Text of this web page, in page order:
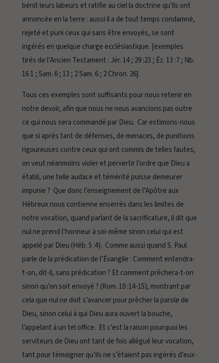
bénit leurs labeurs et ratifie au ciel la doctrine qu’ils ont
annoncée en la terre : aussi il a de tout temps condamné,
rejeté et puni ceux qui sans être envoyés, se sont
ingérés en quelque charge ecclésiastique. [exemples
tirés de l’Ancien Testament : Jér. 14 ; 29 :23 ; Éz. 13 :7 ; Nb.
16 1 ; Sam. 6 ; 13 ; 2 Sam. 6 ; 2 Chron. 26].
Tous ces exemples sont suffisants pour nous retenir en
notre devoir, afin que nous ne nous avancions pas outre
ce qui nous sera commandé par Dieu. Car estimons-nous
que si après tant de défenses, de menaces, de punitions
rigoureuses contre ceux qui ont commis de telles fautes,
on veut néanmoins violer et pervertir l’ordre que Dieu a
établi, une telle audace et témérité puisse demeurer
impunie ? Que donc l’enseignement de l’Apôtre aux
Hébreux nous contienne enserrés dans les limites de
notre vocation, quand parlant de la sacrificature, il dit que
nul ne prend l’honneur à soi-même sinon celui qui est
appelé par Dieu (Héb. 5 :4). Comme aussi quand S. Paul
parle de la prédication de l’Évangile : Comment entendra-
t-on, dit-il,sans prédication ? Et comment prêchera-t-on
sinon qu’on soit envoyé ? (Rom. 10 :14-15), montrant par
cela que nul ne doit s’avancer pour prêcher la parole de
Dieu, sinon celui à qui Dieu aura ouvert la bouche,
l’appelant à un tel office. Et c’est la raison pourquoi les
serviteurs de Dieu ont tant de fois allégué leur vocation,
tant pour témoigner qu’ils ne s’étaient pas ingérés d’eux-